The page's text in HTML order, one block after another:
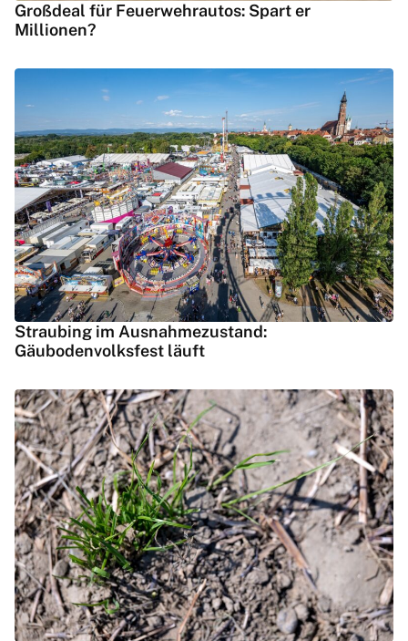
Großdeal für Feuerwehrautos: Spart er
Millionen?
Straubing im Ausnahmezustand:
Gäubodenvolksfest läuft